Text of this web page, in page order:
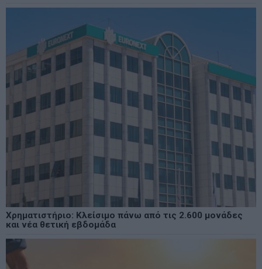
Χρηματιστήριο: Κλείσιμο πάνω από τις 2.600 μονάδες
και νέα θετική εβδομάδα